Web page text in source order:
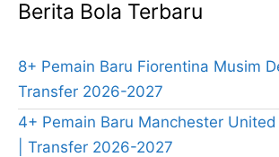
Berita Bola Terbaru
8+ Pemain Baru Fiorentina Musim
Transfer 2026-2027
4+ Pemain Baru Manchester
| Transfer 2026-2027